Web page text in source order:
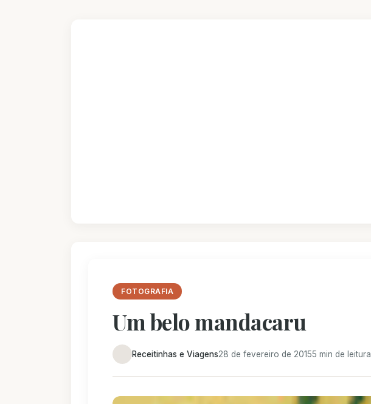
FOTOGRAFIA
Um belo mandacaru
Receitinhas e Viagens28 de fevereiro de 20155 min de leitura